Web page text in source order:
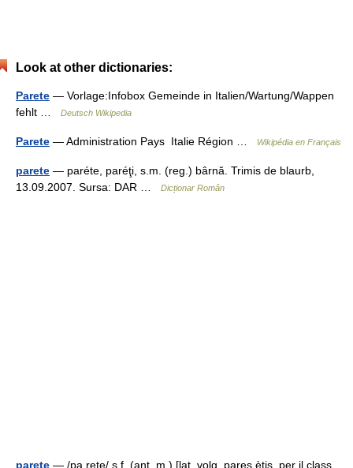
Look at other dictionaries:
Parete — Vorlage:Infobox Gemeinde in Italien/Wartung/Wappen
fehlt …
Deutsch Wikipedia
Parete — Administration Pays Italie Région … Wikipédia en Français
parete — paréte, paréţi, s.m. (reg.) bârnă. Trimis de blaurb,
13.09.2007. Sursa: DAR …
Dicționar Român
parete — /pa rete/ s.f. (ant. m.) [lat. volg. pares ètis, per il class.